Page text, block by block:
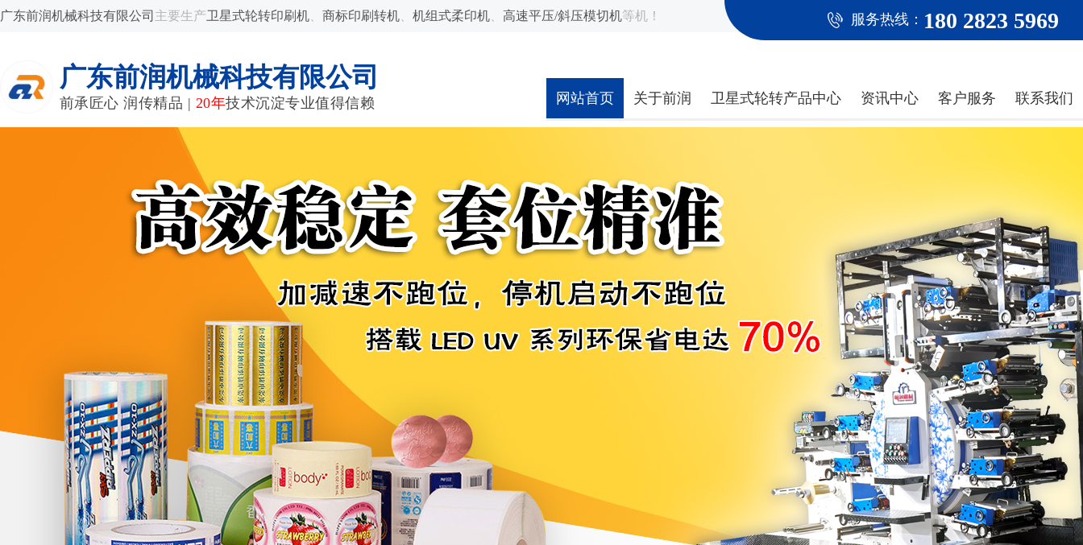
广东前润机械科技有限公司 主要生产卫星式轮转印刷机 商标印刷转机 机组式柔印机 高速平压/斜压模切机等机！ 服务热线： 180 2823 5969
广东前润机械科技有限公司
前承匠心 润传精品 | 20年技术沉淀专业值得信赖 网站首页 关于前润 卫星式轮转产品中心 资讯中心 客户服务 联系我们